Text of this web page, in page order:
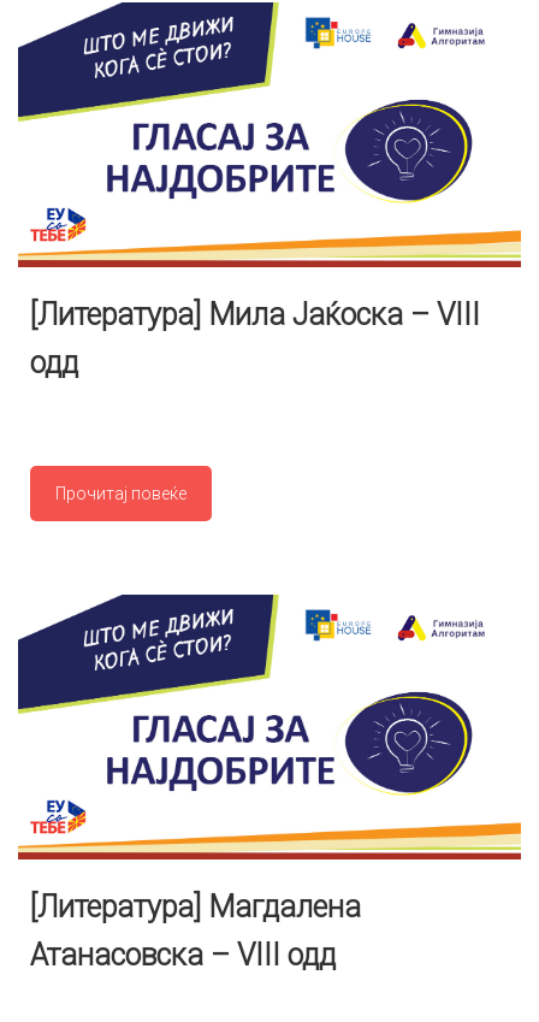
[Литература] Мила Јаќоска – VIII
одд
Прочитај повеќе
[Литература] Магдалена
Атанасовска – VIII одд